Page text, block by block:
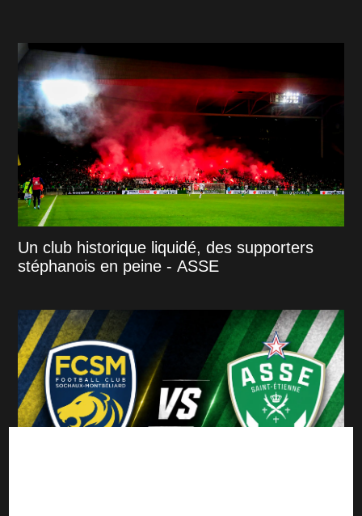
Un club historique liquidé, des supporters
stéphanois en peine - ASSE